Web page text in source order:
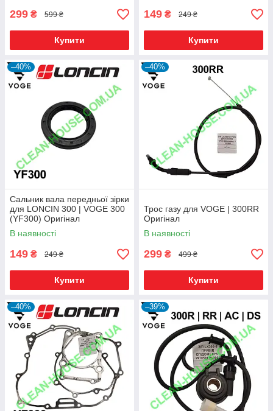
299 ₴ 599 ₴
Купити
149 ₴ 249 ₴
Купити
–40%
Сальник вала передньої зірки
для LONCIN 300 | VOGE 300
(YF300) Оригінал
В наявності
149 ₴ 249 ₴
Купити
–40%
Трос газу для VOGE | 300RR
Оригінал
В наявності
299 ₴ 499 ₴
Купити
–40% –39%